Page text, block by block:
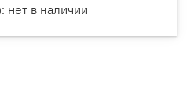
нет в наличии